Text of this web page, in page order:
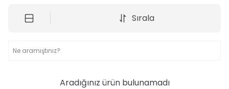
Sırala
Aradığınız ürün bulunamadı